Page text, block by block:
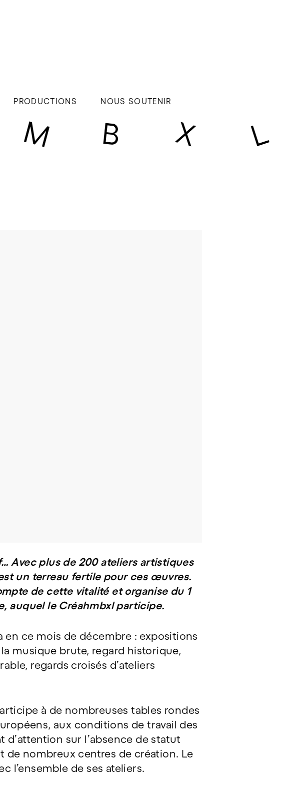
PRODUCTIONS NOUS SOUTENIR
Avec plus de 200 ateliers artistiques
un terreau fertile pour ces œuvres.
de cette vitalité et organise du 1
auquel le Créahmbxl participe.
en ce mois de décembre : expositions
musique brute, regard historique,
regards croisés d’ateliers
à de nombreuses tables rondes
aux conditions de travail des
sur l’absence de statut
de nombreux centres de création. Le
l’ensemble de ses ateliers.